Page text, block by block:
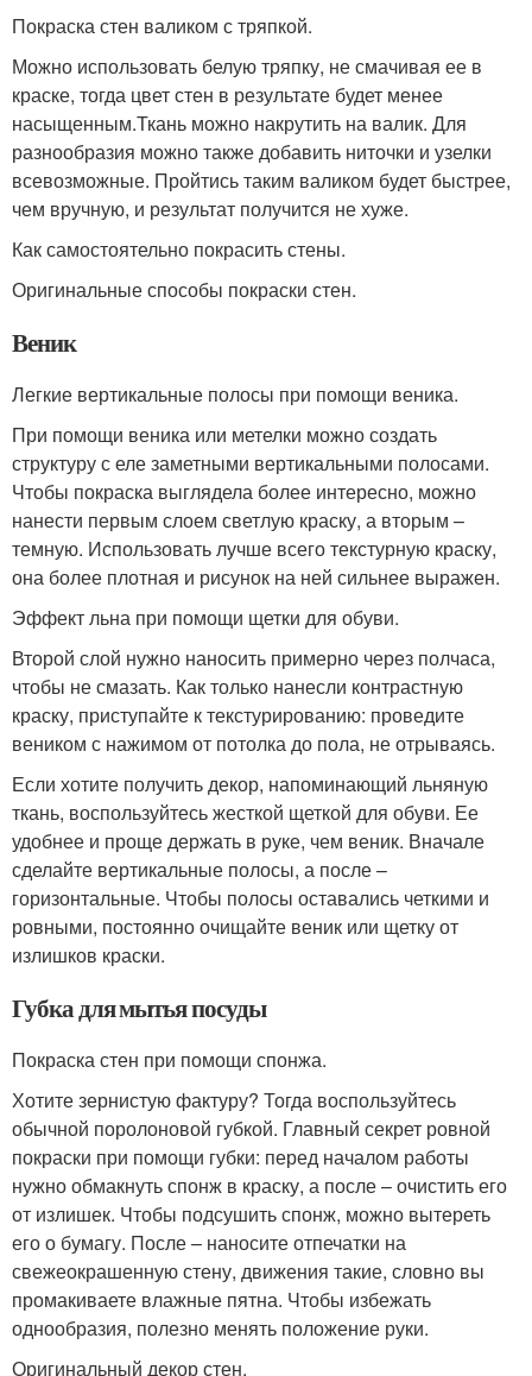
Покраска стен валиком с тряпкой.
Можно использовать белую тряпку, не смачивая ее в
краске, тогда цвет стен в результате будет менее
насыщенным.Ткань можно накрутить на валик. Для
разнообразия можно также добавить ниточки и узелки
всевозможные. Пройтись таким валиком будет быстрее,
чем вручную, и результат получится не хуже.
Как самостоятельно покрасить стены.
Оригинальные способы покраски стен.
Веник
Легкие вертикальные полосы при помощи веника.
При помощи веника или метелки можно создать
структуру с еле заметными вертикальными полосами.
Чтобы покраска выглядела более интересно, можно
нанести первым слоем светлую краску, а вторым –
темную. Использовать лучше всего текстурную краску,
она более плотная и рисунок на ней сильнее выражен.
Эффект льна при помощи щетки для обуви.
Второй слой нужно наносить примерно через полчаса,
чтобы не смазать. Как только нанесли контрастную
краску, приступайте к текстурированию: проведите
веником с нажимом от потолка до пола, не отрываясь.
Если хотите получить декор, напоминающий льняную
ткань, воспользуйтесь жесткой щеткой для обуви. Ее
удобнее и проще держать в руке, чем веник. Вначале
сделайте вертикальные полосы, а после –
горизонтальные. Чтобы полосы оставались четкими и
ровными, постоянно очищайте веник или щетку от
излишков краски.
Губка для мытья посуды
Покраска стен при помощи спонжа.
Хотите зернистую фактуру? Тогда воспользуйтесь
обычной поролоновой губкой. Главный секрет ровной
покраски при помощи губки: перед началом работы
нужно обмакнуть спонж в краску, а после – очистить его
от излишек. Чтобы подсушить спонж, можно вытереть
его о бумагу. После – наносите отпечатки на
свежеокрашенную стену, движения такие, словно вы
промакиваете влажные пятна. Чтобы избежать
однообразия, полезно менять положение руки.
Оригинальный декор стен.